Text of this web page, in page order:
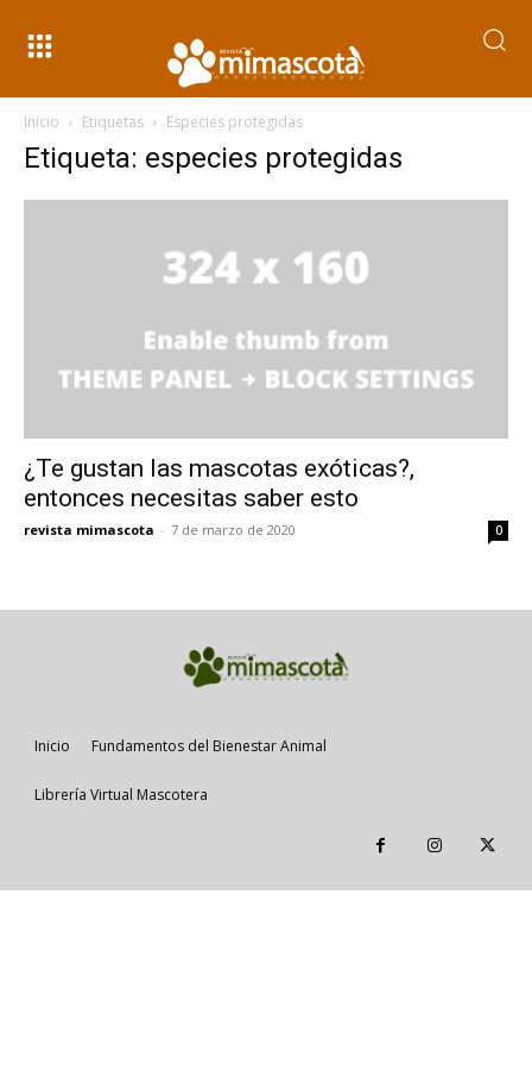
Inicio Etiquetas Especies protegidas
Etiqueta: especies protegidas
¿Te gustan las mascotas exóticas?,
entonces necesitas saber esto
revista mimascota - 7 de marzo de 2020 0
Inicio Fundamentos del Bienestar Animal
Librería Virtual Mascotera